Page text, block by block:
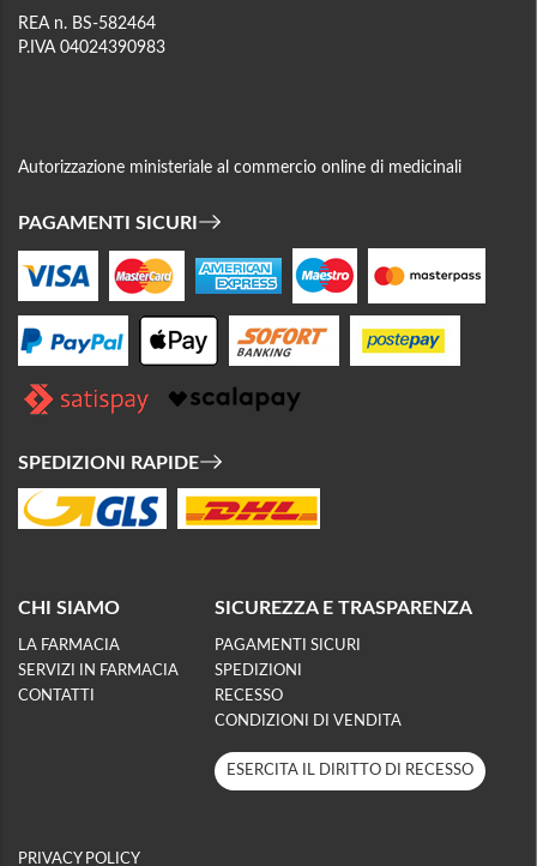
REA n. BS-582464
P.IVA 04024390983
Autorizzazione ministeriale al commercio online di medicinali
PAGAMENTI SICURI
SPEDIZIONI RAPIDE
CHI SIAMO
LA FARMACIA
SERVIZI IN FARMACIA
CONTATTI
SICUREZZA E TRASPARENZA
PAGAMENTI SICURI
SPEDIZIONI
RECESSO
CONDIZIONI DI VENDITA
ESERCITA IL DIRITTO DI RECESSO
PRIVACY POLICY